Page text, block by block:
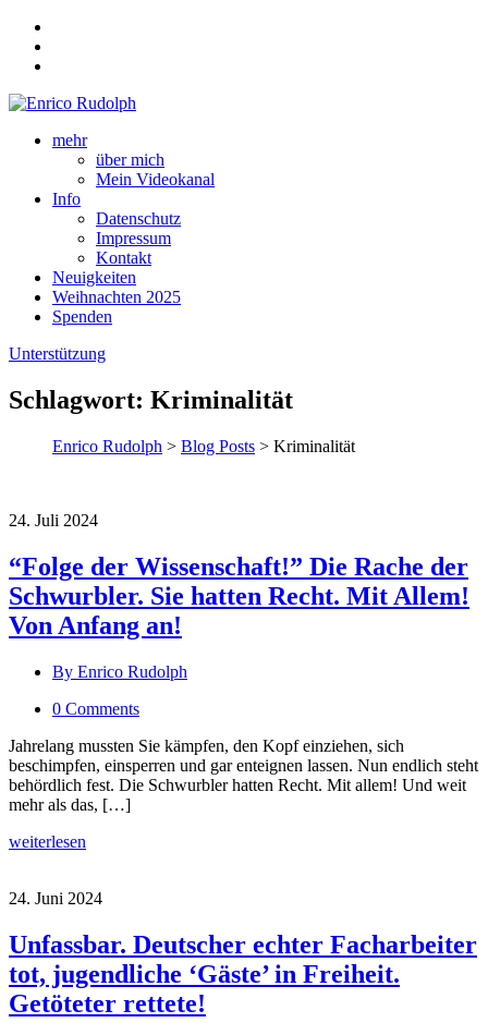
mehr
über mich
Mein Videokanal
Info
Datenschutz
Impressum
Kontakt
Neuigkeiten
Weihnachten 2025
Spenden
Unterstützung
Schlagwort: Kriminalität
Enrico Rudolph > Blog Posts > Kriminalität
24. Juli 2024
“Folge der Wissenschaft!” Die Rache der
Schwurbler. Sie hatten Recht. Mit Allem!
Von Anfang an!
By Enrico Rudolph
0 Comments
Jahrelang mussten Sie kämpfen, den Kopf einziehen, sich
beschimpfen, einsperren und gar enteignen lassen. Nun endlich steht
behördlich fest. Die Schwurbler hatten Recht. Mit allem! Und weit
mehr als das, […]
weiterlesen
24. Juni 2024
Unfassbar. Deutscher echter Facharbeiter
tot, jugendliche ‘Gäste’ in Freiheit.
Getöteter rettete!